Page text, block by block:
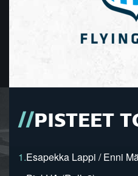
PISTEET
1.Esapekka Lappi / Enni